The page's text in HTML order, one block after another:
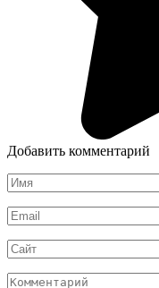
Добавить комментарий
Имя
*
Email
*
Сайт
Комментарий